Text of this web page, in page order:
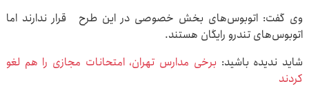
وی گفت: اتوبوس‌های بخش خصوصی در این طرح قرار ندارند اما
اتوبوس‌های تندرو رایگان هستند.
شاید ندیده باشید: برخی مدارس تهران، امتحانات مجازی را هم لغو
کردند